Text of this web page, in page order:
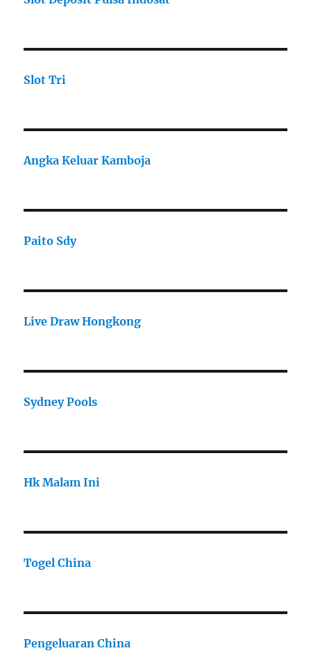
Slot Tri
Angka Keluar Kamboja
Paito Sdy
Live Draw Hongkong
Sydney Pools
Hk Malam Ini
Togel China
Pengeluaran China